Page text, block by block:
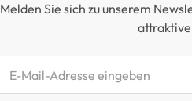
Melden Sie sich zu unserem
Newsletter abonnieren